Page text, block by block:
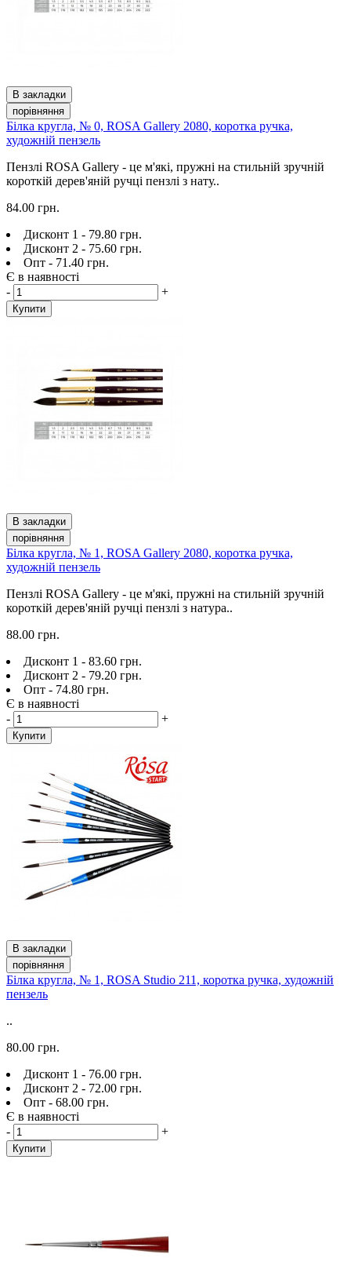
В закладки
порівняння
Білка кругла, № 0, ROSA Gallery 2080, коротка ручка,
художній пензель
Пензлі ROSA Gallery - це м'які, пружні на стильній зручній
короткій дерев'яній ручці пензлі з нату..
84.00 грн.
Дисконт 1 - 79.80 грн.
Дисконт 2 - 75.60 грн.
Опт - 71.40 грн.
Є в наявності
-
+
Купити
В закладки
порівняння
Білка кругла, № 1, ROSA Gallery 2080, коротка ручка,
художній пензель
Пензлі ROSA Gallery - це м'які, пружні на стильній зручній
короткій дерев'яній ручці пензлі з натура..
88.00 грн.
Дисконт 1 - 83.60 грн.
Дисконт 2 - 79.20 грн.
Опт - 74.80 грн.
Є в наявності
-
+
Купити
В закладки
порівняння
Білка кругла, № 1, ROSA Studio 211, коротка ручка, художній
пензель
..
80.00 грн.
Дисконт 1 - 76.00 грн.
Дисконт 2 - 72.00 грн.
Опт - 68.00 грн.
Є в наявності
-
+
Купити